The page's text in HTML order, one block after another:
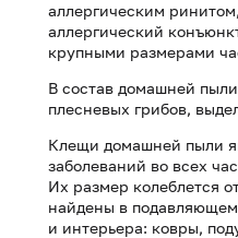
аллергическим
аллергический
крупными размерами
В состав домашней
плесневых грибов,
Клещи домашней пыли
заболеваний во всех
Их размер колеблется
найдены в
и интерьера: ковры,